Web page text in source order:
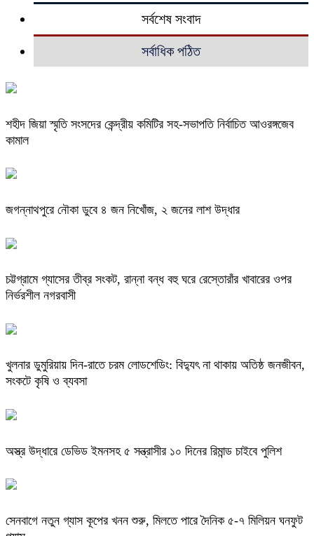
সর্বশেষ সংবাদ
সর্বাধিক পঠিত
শহীদ জিয়া স্মৃতি সংসদের কেন্দ্রীয় কমিটির সহ-সভাপতি নির্বাচিত আওরঙ্গজেব
কামাল
জগন্নাথপুরে নৌকা ডুবে ৪ জন নিখোঁজ, ২ জনের লাশ উদ্ধার
চট্টগ্রামে গ্যাসের তীব্র সংকট, রান্না বন্ধ বহু ঘরে রেস্তোরাঁর খাবারের ওপর
নির্ভরশীল নগরবাসী
খুলনার ডুমুরিয়ায় দিন-রাতে চরম লোডশেডিং: বিদ্যুৎ না থাকায় অতিষ্ঠ জনজীবন,
সংকটে কৃষি ও ব্যবসা
অস্ত্র উদ্ধারে ডেভিড ইমনসহ ৫ সন্ত্রাসীর ১০ দিনের রিমান্ড চাইবে পুলিশ
সেনবাগে নতুন গ্যাস কূপের খনন শুরু, মিলতে পারে দৈনিক ৫-৭ মিলিয়ন ঘনফুট